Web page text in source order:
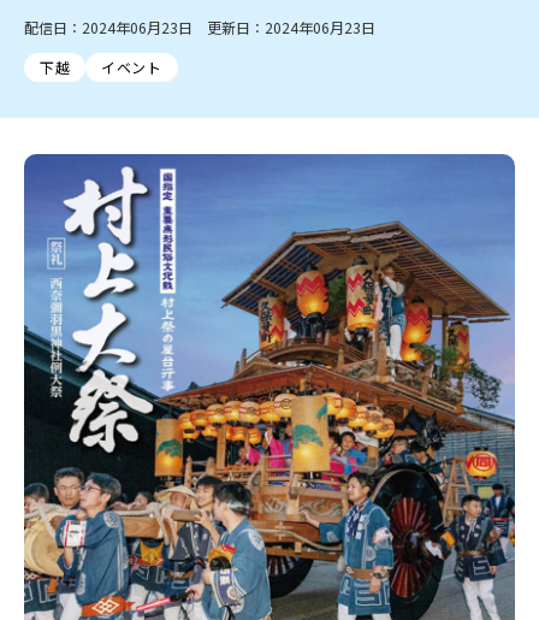
佐渡
新潟市中央区 新潟市東区
新潟市南区
新潟市江南区
村上・関川
新発田・聖籠 胎内・粟島
三条・加茂・田上
五泉・阿賀野・阿賀
燕・弥彦
長岡・見附
小千谷・十日町・津南
魚沼・南魚沼・湯沢
柏崎・刈羽・出雲崎
上越・妙高・糸魚川
新潟市・開店
新潟市・閉店 長岡市・開店
上越市・開店
上越市・閉店
ラーメン・閉店
スイーツ
ご当地グルメ 食べ歩き
カフェ
居酒屋・バー
タレカツ・豚カツ
デカ盛り・大盛り
旨辛・激辛
定食・町定食
海鮮・鮨 そば・うどん
日本酒・新潟清酒
ワイン・クラフトビール
ケーキ・パフェ
ビアガーデン・暑気払い
忘新年会・歓送迎会
スポーツ
セミナー・講演会
住宅展示場
完成見学会
習い事・塾 アパレル・雑貨
観光スポット
温泉・入浴 ホテル 旅館
水族館
リラクゼーション・整体
スキー場
リユース・買取
病院・クリニック
ビルボードプレイスBP
ピア万代
リバーサイド千秋
パティオPATIO
セツコママ ランキング 新潟人
キャンペーン
開店まとめ
閉店まとめ
ファッション 生活サービス
新車・中古車・カー用品
冠婚葬祭
習い事・塾
官公庁・自治体
長岡・見附 チラシ
上越・妙高・糸魚川 チラシ
注目 チラシ
週末セール
火曜セール
オープン・リニューアルセール
周年祭・感謝祭セール
年末・初売りセール
配信日：2024年06月23日 更新日：2024年06月23日
下越
イベント